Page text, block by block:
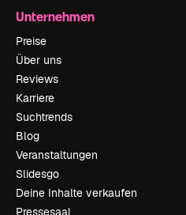
Unternehmen
Preise
Über uns
Reviews
Karriere
Suchtrends
Blog
Veranstaltungen
Slidesgo
Deine Inhalte verkaufen
Pressesaal